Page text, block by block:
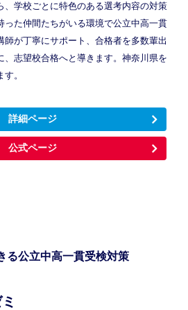
、学校ごとに特色のある選考内容の対策
った仲間たちがいる環境で公立中高一貫
師が丁寧にサポート、合格者を多数輩出
、志望校合格へと導きます。神奈川県を
。
詳細ページ
公式ページ
る公立中高一貫受検対策